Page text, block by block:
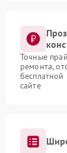
Точные
ремонта,
сайте